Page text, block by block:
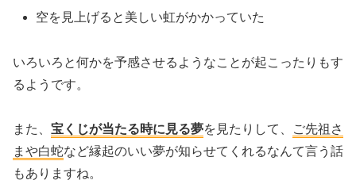
空を見上げると美しい虹がかかっていた
いろいろと何かを予感させるようなことが起こったりもす
るようです。
また、 宝くじが当たる時に見る夢を見たりして、
ご先祖さ
まや白蛇など縁起のいい夢が知らせてくれるなんて言う話
もありますね。